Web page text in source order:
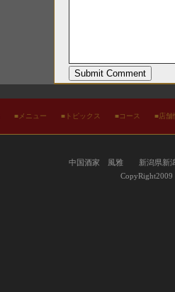
■メニュー ■ トピックス ■コース ■店舗
中国酒家 風雅 新潟県新潟